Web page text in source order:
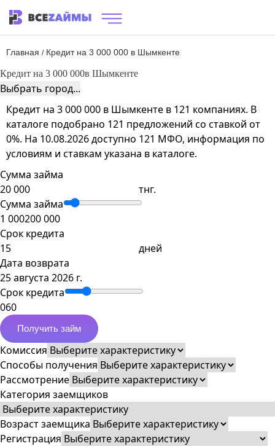
Главная / Кредит на 3 000 000 в Шымкенте
Кредит на 3 000 000в Шымкенте
Выбрать город...
Кредит на 3 000 000 в Шымкенте в 121 компаниях. В
каталоге подобрано 121 предложений со ставкой от
0%. На 10.08.2026 доступно 121 МФО, информация по
условиям и ставкам указана в каталоге.
Сумма займа
тнг.
Сумма займа
1 000200 000
Срок кредита
дней
Дата возврата
25 августа 2026 г.
Срок кредита
060
Получить займ
Комиссия
Способы получения
Рассмотрение
Категория заемщиков
Возраст заемщика
Регистрация